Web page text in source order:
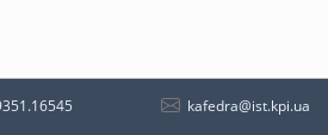
kafedra@ist.kpi.ua